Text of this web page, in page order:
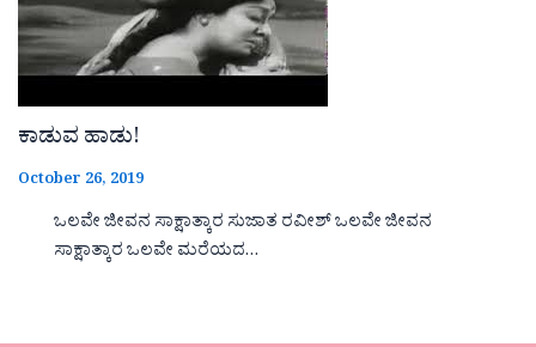
ಕಾಡುವ ಹಾಡು!
October 26, 2019
ಒಲವೇ ಜೀವನ ಸಾಕ್ಷಾತ್ಕಾರ ಸುಜಾತ ರವೀಶ್ ಒಲವೇ ಜೀವನ
ಸಾಕ್ಷಾತ್ಕಾರ ಒಲವೇ ಮರೆಯದ…